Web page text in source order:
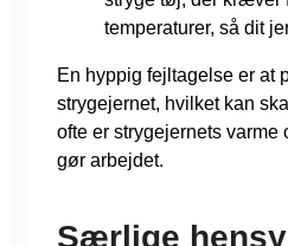
temperaturer, så dit
En hyppig fejltagelse er at
strygejernet, hvilket kan
ofte er strygejernets
gør arbejdet.
Særlige